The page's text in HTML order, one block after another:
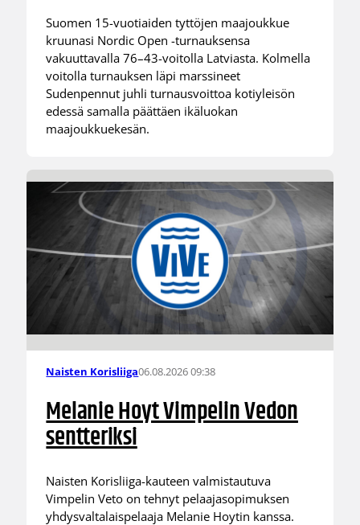
Suomen 15-vuotiaiden tyttöjen maajoukkue
kruunasi Nordic Open -turnauksensa
vakuuttavalla 76–43-voitolla Latviasta. Kolmella
voitolla turnauksen läpi marssineet
Sudenpennut juhli turnausvoittoa kotiyleisön
edessä samalla päättäen ikäluokan
maajoukkuekesän.
Naisten Korisliiga06.08.2026 09:38
Melanie Hoyt Vimpelin Vedon
sentteriksi
Naisten Korisliiga-kauteen valmistautuva
Vimpelin Veto on tehnyt pelaajasopimuksen
yhdysvaltalaispelaaja Melanie Hoytin kanssa.